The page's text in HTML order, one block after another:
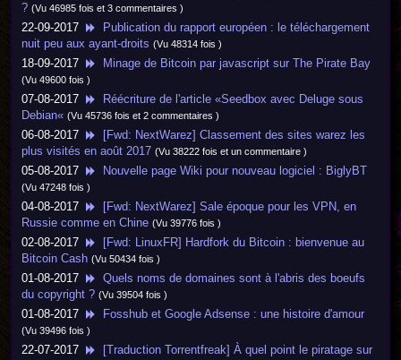
? (Vu 46985 fois et 3 commentaires )
22-09-2017
Publication du rapport européen : le téléchargement
nuit peu aux ayant-droits (Vu 48314 fois )
18-09-2017 Minage de Bitcoin par javascript sur The Pirate Bay
(Vu 49600 fois )
07-08-2017
Réécriture de l'article «Seedbox avec Deluge sous
Debian« (Vu 45736 fois et 2 commentaires )
06-08-2017
[Fwd: NextWarez] Classement des sites warez les
plus visités en août 2017 (Vu 38222 fois et un commentaire )
05-08-2017 Nouvelle page Wiki pour nouveau logiciel : BiglyBT
(Vu 47248 fois )
04-08-2017
[Fwd: NextWarez] Sale époque pour les VPN, en
Russie comme en Chine (Vu 39776 fois )
02-08-2017
[Fwd: LinuxFR] Hardfork du Bitcoin : bienvenue au
Bitcoin Cash (Vu 50434 fois )
01-08-2017
Quels noms de domaines sont à l'abris des boeufs
du copyright ? (Vu 39504 fois )
01-08-2017 Fosshub et Google Adsense : une histoire d'amour
(Vu 39496 fois )
22-07-2017
[Traduction Torrentfreak] À quel point le piratage sur